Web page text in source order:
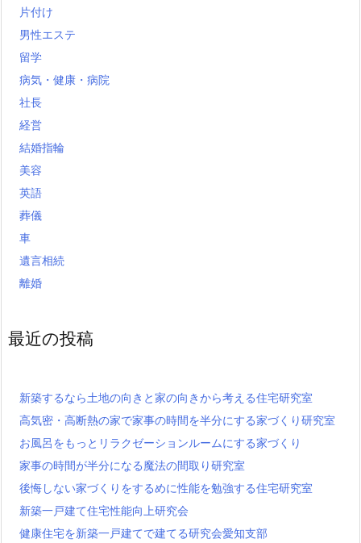
片付け
男性エステ
留学
病気・健康・病院
社長
経営
結婚指輪
美容
英語
葬儀
車
遺言相続
離婚
最近の投稿
新築するなら土地の向きと家の向きから考える住宅研究室
高気密・高断熱の家で家事の時間を半分にする家づくり研究室
お風呂をもっとリラクゼーションルームにする家づくり
家事の時間が半分になる魔法の間取り研究室
後悔しない家づくりをするめに性能を勉強する住宅研究室
新築一戸建て住宅性能向上研究会
健康住宅を新築一戸建てで建てる研究会愛知支部